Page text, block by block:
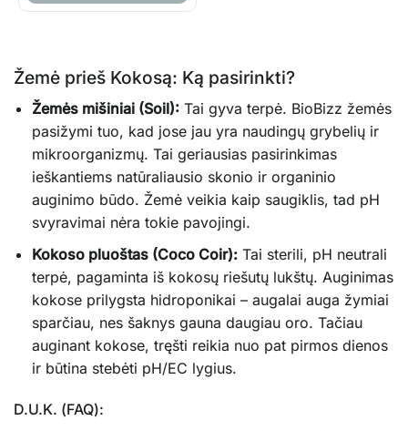
Žemė prieš Kokosą: Ką pasirinkti?
Žemės mišiniai (Soil): Tai gyva terpė. BioBizz žemės
pasižymi tuo, kad jose jau yra naudingų grybelių ir
mikroorganizmų. Tai geriausias pasirinkimas
ieškantiems natūraliausio skonio ir organinio
auginimo būdo. Žemė veikia kaip saugiklis, tad pH
svyravimai nėra tokie pavojingi.
Kokoso pluoštas (Coco Coir): Tai sterili, pH neutrali
terpė, pagaminta iš kokosų riešutų lukštų. Auginimas
kokose prilygsta hidroponikai – augalai auga žymiai
sparčiau, nes šaknys gauna daugiau oro. Tačiau
auginant kokose, tręšti reikia nuo pat pirmos dienos
ir būtina stebėti pH/EC lygius.
D.U.K. (FAQ):